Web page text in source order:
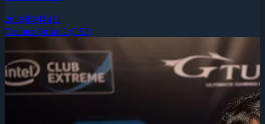
2026年8月4日
Counter-Strike 2 (CS2)